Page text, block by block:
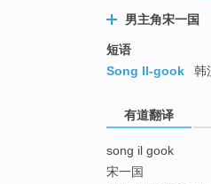
男主角宋一国
短语
Song Il-gook
韩
有道翻译
song il gook
宋一国